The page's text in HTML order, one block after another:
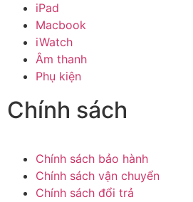
iPad
Macbook
iWatch
Âm thanh
Phụ kiện
Chính sách
Chính sách bảo hành
Chính sách vận chuyển
Chính sách đổi trả